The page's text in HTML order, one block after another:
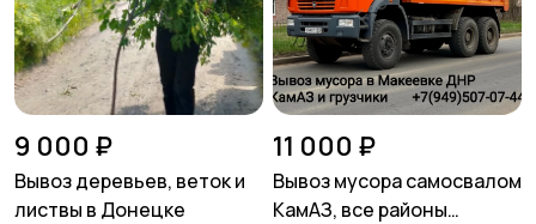
9 000 ₽
Вывоз деревьев, веток и
листвы в Донецке
11 000 ₽
Вывоз мусора самосвалом
КамАЗ, все районы